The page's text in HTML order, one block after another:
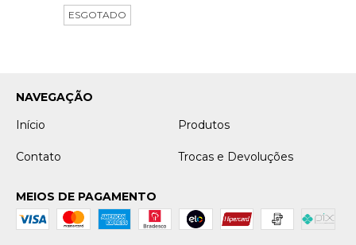
ESGOTADO
NAVEGAÇÃO
Início
Produtos
Contato Trocas e Devoluções
MEIOS DE PAGAMENTO